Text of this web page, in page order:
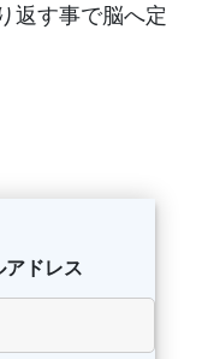
返す事で脳へ定
ドレス